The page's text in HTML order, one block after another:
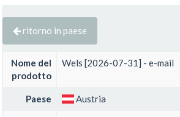
ritorno in paese
Nome del
prodotto
Wels [2026-07-31] - e-mail
Paese Austria